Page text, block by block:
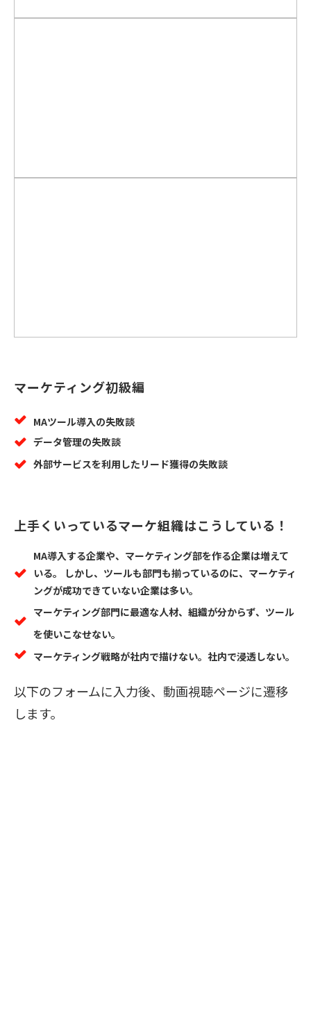
マーケティング初級編
MAツール導入の失敗談
データ管理の失敗談
外部サービスを利用したリード獲得の失敗談
上手くいっているマーケ組織はこうしている！
MA導入する企業や、マーケティング部を作る企業は増えて
いる。 しかし、ツールも部門も揃っているのに、マーケティ
ングが成功できていない企業は多い。
マーケティング部門に最適な人材、組織が分からず、ツール
を使いこなせない。
マーケティング戦略が社内で描けない。社内で浸透しない。
以下のフォームに入力後、動画視聴ページに遷移
します。